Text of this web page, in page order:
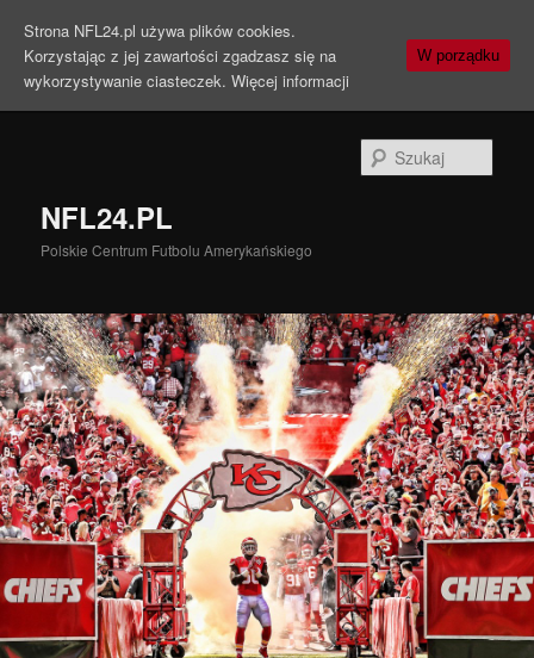
NFL24.PL
Polskie Centrum Futbolu Amerykańskiego
Strona NFL24.pl używa plików cookies.
Korzystając z jej zawartości zgadzasz się na
wykorzystywanie ciasteczek. Więcej informacji
W porządku